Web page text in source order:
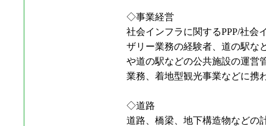
◇事業経営
社会インフラに関するPPP/社会
ザリー業務の経験者、道の駅な
や道の駅などの公共施設の運営
業務、着地型観光事業などに携
◇道路
道路、橋梁、地下構造物などの